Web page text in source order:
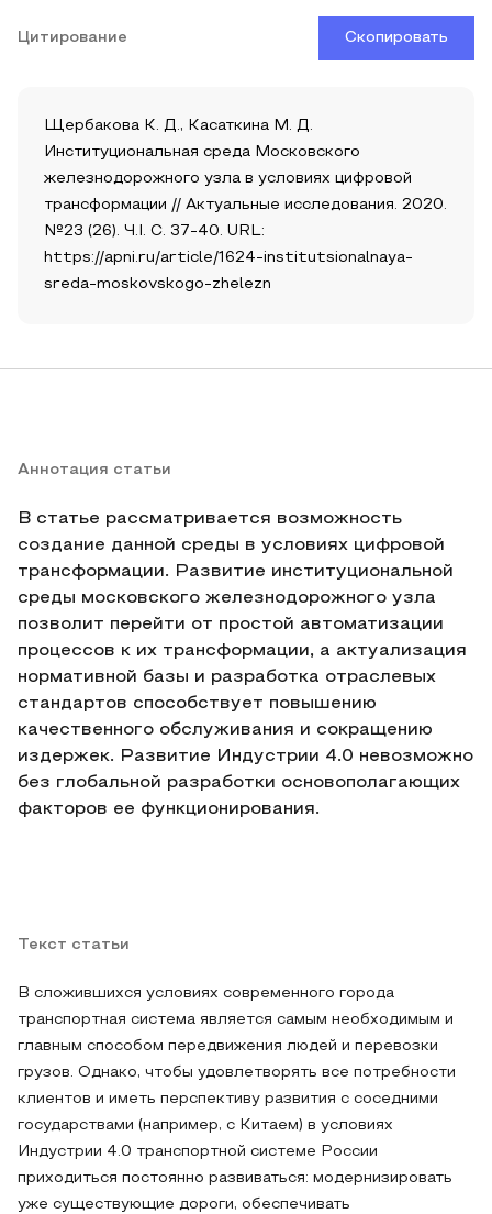
Цитирование Скопировать
Щербакова К. Д., Касаткина М. Д.
Институциональная среда Московского
железнодорожного узла в условиях цифровой
трансформации // Актуальные исследования. 2020.
№23 (26). Ч.I. С. 37-40. URL:
https://apni.ru/article/1624-institutsionalnaya-
sreda-moskovskogo-zhelezn
Аннотация статьи
В статье рассматривается возможность
создание данной среды в условиях цифровой
трансформации. Развитие институциональной
среды московского железнодорожного узла
позволит перейти от простой автоматизации
процессов к их трансформации, а актуализация
нормативной базы и разработка отраслевых
стандартов способствует повышению
качественного обслуживания и сокращению
издержек. Развитие Индустрии 4.0 невозможно
без глобальной разработки основополагающих
факторов ее функционирования.
Текст статьи
В сложившихся условиях современного города
транспортная система является самым необходимым и
главным способом передвижения людей и перевозки
грузов. Однако, чтобы удовлетворять все потребности
клиентов и иметь перспективу развития с соседними
государствами (например, с Китаем) в условиях
Индустрии 4.0 транспортной системе России
приходиться постоянно развиваться: модернизировать
уже существующие дороги, обеспечивать